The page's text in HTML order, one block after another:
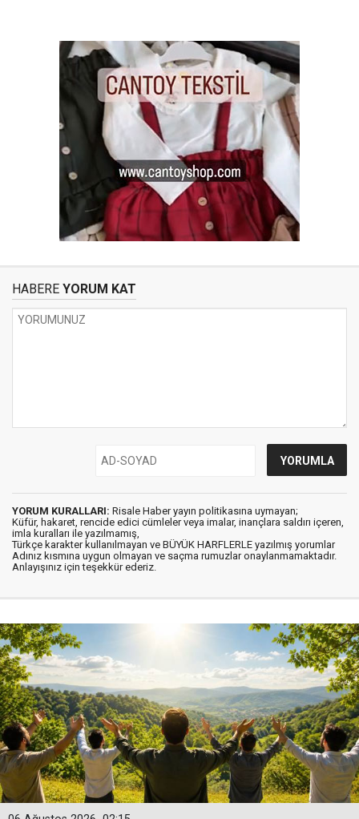
HABERE YORUM KAT
YORUM KURALLARI: Risale Haber yayın politikasına uymayan;
Küfür, hakaret, rencide edici cümleler veya imalar, inançlara saldırı içeren,
imla kuralları ile yazılmamış,
Türkçe karakter kullanılmayan ve BÜYÜK HARFLERLE yazılmış yorumlar
Adınız kısmına uygun olmayan ve saçma rumuzlar onaylanmamaktadır.
Anlayışınız için teşekkür ederiz.